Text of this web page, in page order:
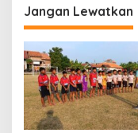
organik
Jangan Lewatkan